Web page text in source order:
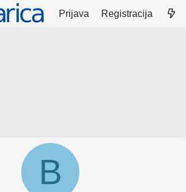
Prijava Registracija
B